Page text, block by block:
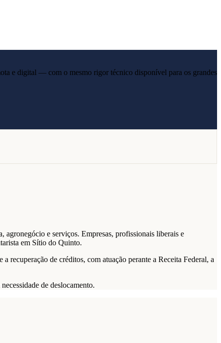
e digital — com o mesmo rigor técnico disponível para os grandes
e serviços. Empresas, profissionais liberais e
em Sítio do Quinto.
recuperação de créditos, com atuação perante a Receita Federal, a
de deslocamento.